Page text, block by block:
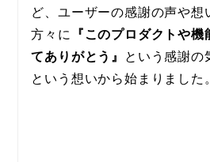
ど、ユーザーの感謝の声や想
方々に 『このプロダクトや
てありがとう』 という感謝の
という想いから始まりました。